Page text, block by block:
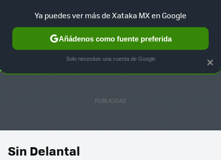
SELECCIÓN GAMING HOME AUTO TERRITORIO
Sin Delantal
×
Ya puedes ver más de Xataka MX en Google
Añádenos como fuente preferida
Solo necesitas una cuenta de Google